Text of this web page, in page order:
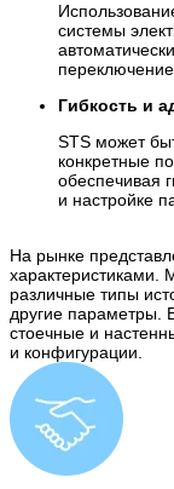
системы
Гибкость и
STS может
конкретные
обеспечивая
и настройке
На рынке
характеристиками.
различные типы
другие параметры.
стоечные и
и конфигурации.